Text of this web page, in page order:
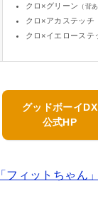
クロ×グリーン （背
クロ×アカステッチ
クロ×イエローステ
グッドボーイDX
公式HP
「フィットちゃん